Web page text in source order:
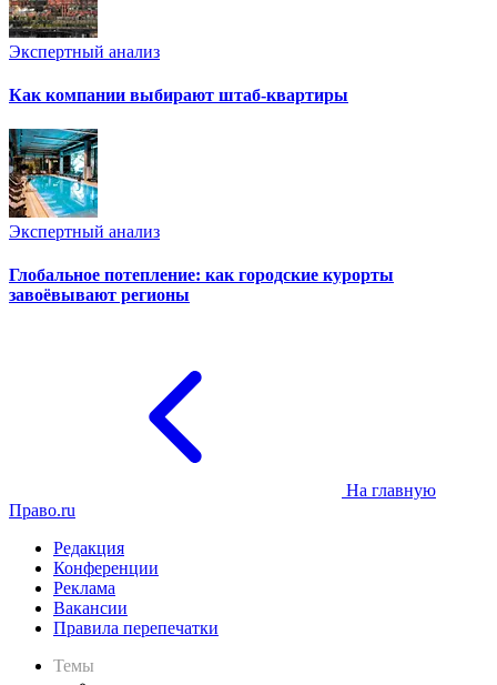
Экспертный анализ
Как компании выбирают штаб-квартиры
Экспертный анализ
Глобальное потепление: как городские курорты
завоёвывают регионы
На главную
Право.ru
Редакция
Конференции
Реклама
Вакансии
Правила перепечатки
Темы